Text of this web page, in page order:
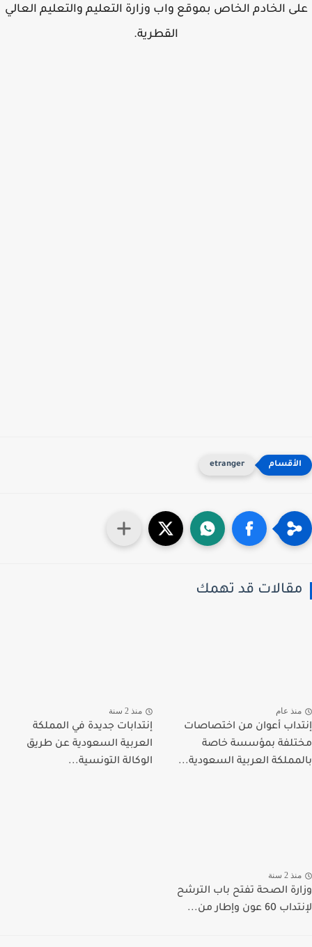
الخادم الخاص بموقع واب وزارة التعليم والتعليم العالي
القطرية.
etranger
قد تهمك
عام
أعوان من اختصاصات
بمؤسسة خاصة
العربية السعودية...
منذ 2 سنة
إنتدابات جديدة في المملكة
العربية السعودية عن طريق
الوكالة التونسية...
2 سنة
الصحة تفتح باب الترشح
عون وإطار من...